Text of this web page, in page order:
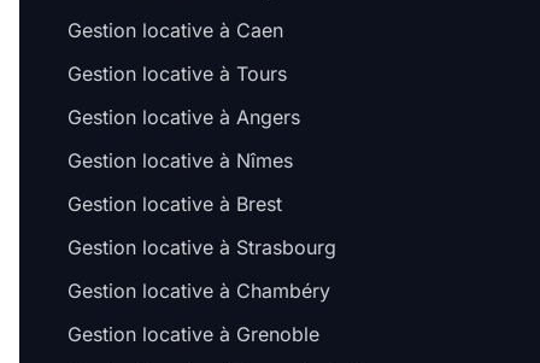
Gestion locative à Caen
Gestion locative à Tours
Gestion locative à Angers
Gestion locative à Nîmes
Gestion locative à Brest
Gestion locative à Strasbourg
Gestion locative à Chambéry
Gestion locative à Grenoble